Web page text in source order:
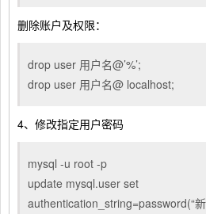
删除账户及权限：
drop user 用户名@’%’;
drop user 用户名@ localhost;
4、修改指定用户密码
mysql -u root -p
update mysql.user set
authentication_string=password(“